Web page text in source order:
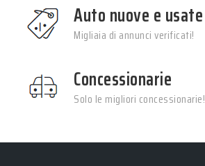
Auto nuove e usate
Migliaia di annunci verificati!
Concessionarie
Solo le migliori concessionarie!